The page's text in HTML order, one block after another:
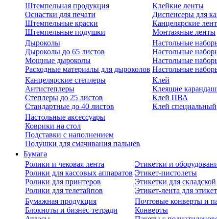
Штемпельная продукция
Оснастки для печати
Штемпельные краски
Штемпельные подушки
Клейкие ленты
Диспенсеры для
Канцелярские
Монтажные ленты
Дыроколы
Дыроколы до 65 листов
Мощные дыроколы
Расходные материалы для дыроколов
Настольные
Настольные
Настольные
Настольные
Канцелярские степлеры
Антистеплеры
Степлеры до 25 листов
Стандартные до 40 листов
Клей
Клеящие
Клей ПВА
Клей специальный
Настольные аксессуары
Коврики на стол
Подставки с наполнением
Подушки для смачивания пальцев
Бумага
Ролики и чековая лента
Ролики для кассовых аппаратов
Ролики для принтеров
Ролики для телетайпов
Этикетки и
Этикет-пистолеты
Этикетки для
Этикет-лента для
Бумажная продукция
Блокноты и бизнес-тетради
Почтовые конверты и
Конверты